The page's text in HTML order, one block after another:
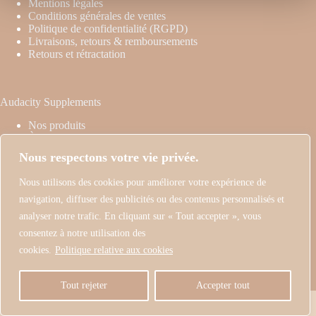
Nous respectons votre vie privée.
Nous utilisons des cookies pour améliorer votre expérience de
navigation, diffuser des publicités ou des contenus personnalisés et
analyser notre trafic. En cliquant sur « Tout accepter », vous
consentez à notre utilisation des
cookies. Politique relative aux cookies
Tout rejeter Accepter tout
Mentions légales
Conditions générales de ventes
Politique de confidentialité (RGPD)
Livraisons, retours & remboursements
Retours et rétractation
Audacity Supplements
Nos produits
À propos
Blog
Email:
marie.coune@audacitysupplements.com
Audacity Supplements
1603, Bâtiment Humaid Ahmed Bin Dori - Premier
Centre Commercial - Dubaï